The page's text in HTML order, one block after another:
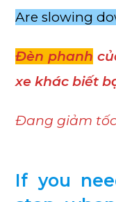
Are slowing
Đèn phanh
xe khác biết
Đang giảm
If you